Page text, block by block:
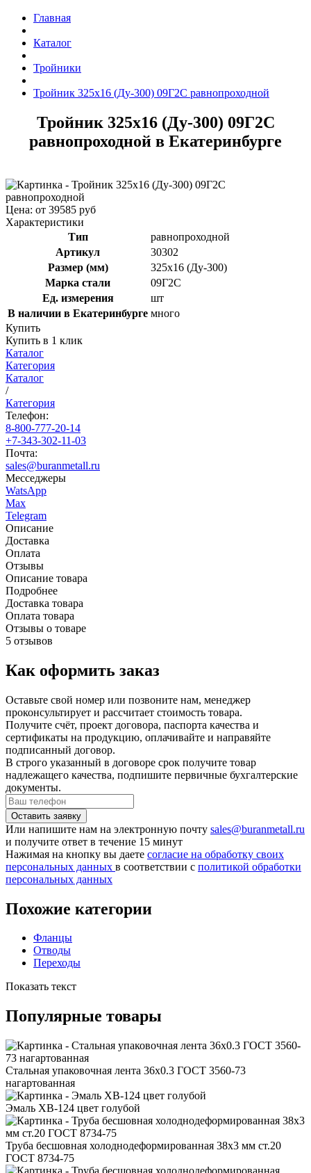
Главная
Каталог
Тройники
Тройник 325x16 (Ду-300) 09Г2С равнопроходной
Тройник 325x16 (Ду-300) 09Г2С
равнопроходной в Екатеринбурге
Цена: от 39585 руб
Характеристики
Тип
равнопроходной
Артикул
30302
Размер (мм)
325x16 (Ду-300)
Марка стали
09Г2С
Ед. измерения
шт
В наличии в Екатеринбурге много
Купить
Купить в 1 клик
Каталог
Категория
Каталог
/
Категория
Телефон:
8-800-777-20-14
+7-343-302-11-03
Почта:
sales@buranmetall.ru
Месседжеры
WatsApp
Max
Telegram
Описание
Доставка
Оплата
Отзывы
Описание товара
Подробнее
Доставка товара
Оплата товара
Отзывы о товаре
5 отзывов
Как оформить заказ
Оставьте свой номер или позвоните нам, менеджер
проконсультирует и рассчитает стоимость товара.
Получите счёт, проект договора, паспорта качества и
сертификаты на продукцию, оплачивайте и направяйте
подписанный договор.
В строго указанный в договоре срок получите товар
надлежащего качества, подпишите первичные бухгалтерские
документы.
Или напишите нам на электронную почту sales@buranmetall.ru
и получите ответ в течение 15 минут
Нажимая на кнопку вы даете согласие на обработку своих
персональных данных в соответствии с политикой обработки
персональных данных
Похожие категории
Фланцы
Отводы
Переходы
Показать текст
Популярные товары
Стальная упаковочная лента 36x0.3 ГОСТ 3560-73
нагартованная
Эмаль ХВ-124 цвет голубой
Труба бесшовная холоднодеформированная 38x3 мм ст.20
ГОСТ 8734-75